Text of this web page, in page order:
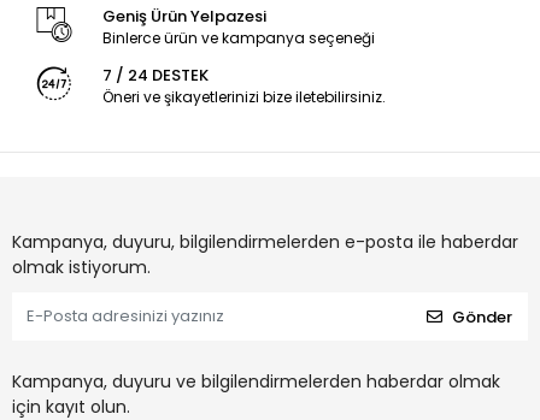
Geniş Ürün Yelpazesi
Binlerce ürün ve kampanya seçeneği
7 / 24 DESTEK
Öneri ve şikayetlerinizi bize iletebilirsiniz.
Kampanya, duyuru, bilgilendirmelerden e-posta ile haberdar
olmak istiyorum.
Gönder
Kampanya, duyuru ve bilgilendirmelerden haberdar olmak
için kayıt olun.